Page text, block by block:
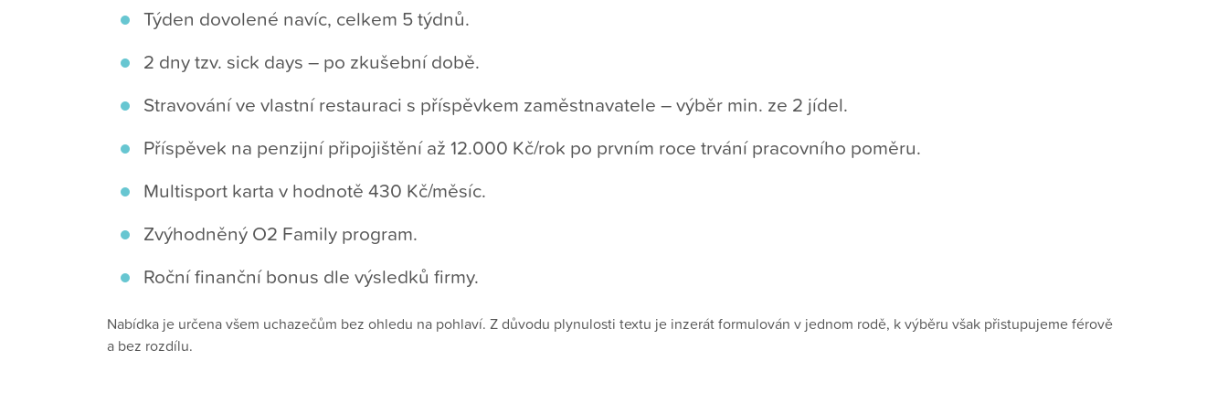
Týden dovolené navíc, celkem 5 týdnů.
2 dny tzv. sick days – po zkušební době.
Stravování ve vlastní restauraci s příspěvkem zaměstnavatele – výběr min. ze 2 jídel.
Příspěvek na penzijní připojištění až 12.000 Kč/rok po prvním roce trvání pracovního poměru.
Multisport karta v hodnotě 430 Kč/měsíc.
Zvýhodněný O2 Family program.
Roční finanční bonus dle výsledků firmy.
Nabídka je určena všem uchazečům bez ohledu na pohlaví. Z důvodu plynulosti textu je inzerát formulován v jednom rodě, k výběru však přistupujeme férově
a bez rozdílu.